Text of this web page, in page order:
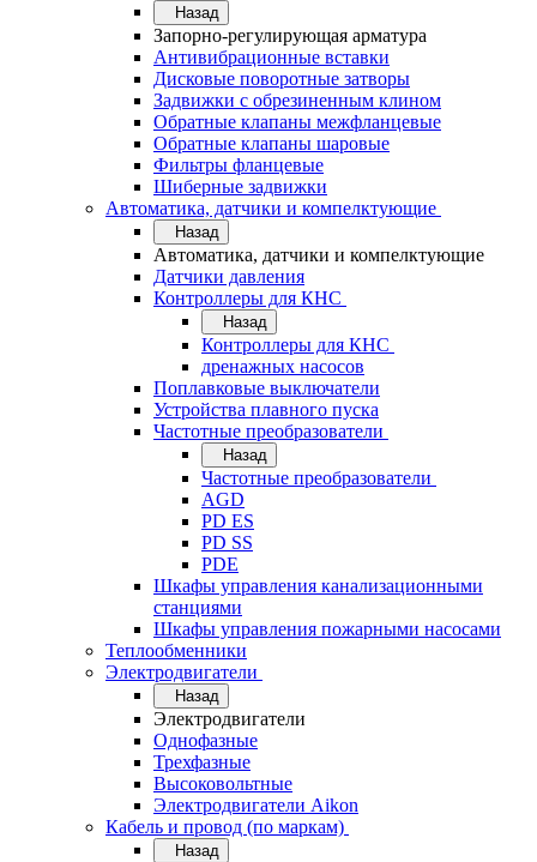
Назад
Запорно-регулирующая арматура
Антивибрационные вставки
Дисковые поворотные затворы
Задвижки с обрезиненным клином
Обратные клапаны межфланцевые
Обратные клапаны шаровые
Фильтры фланцевые
Шиберные задвижки
Автоматика, датчики и компелктующие
Назад
Автоматика, датчики и компелктующие
Датчики давления
Контроллеры для КНС
Назад
Контроллеры для КНС
дренажных насосов
Поплавковые выключатели
Устройства плавного пуска
Частотные преобразователи
Назад
Частотные преобразователи
AGD
PD ES
PD SS
PDE
Шкафы управления канализационными
станциями
Шкафы управления пожарными насосами
Теплообменники
Электродвигатели
Назад
Электродвигатели
Однофазные
Трехфазные
Высоковольтные
Электродвигатели Aikon
Кабель и провод (по маркам)
Назад